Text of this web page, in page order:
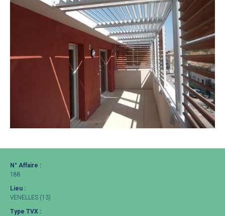
N° Affaire :
188
Lieu :
VENELLES (13)
Type TVX :